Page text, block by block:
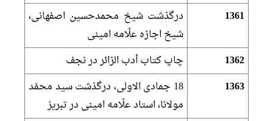
1361
درگذشت شيخ محمدحسين اصفهانى،
شيخ اجازه علّامه امينى‏
1362
چاپ كتاب أدب الزائر در نجف‏
1363
18 جمادى الاولى، درگذشت سيد محمّد
مولانا، استاد علّامه امينى در تبريز